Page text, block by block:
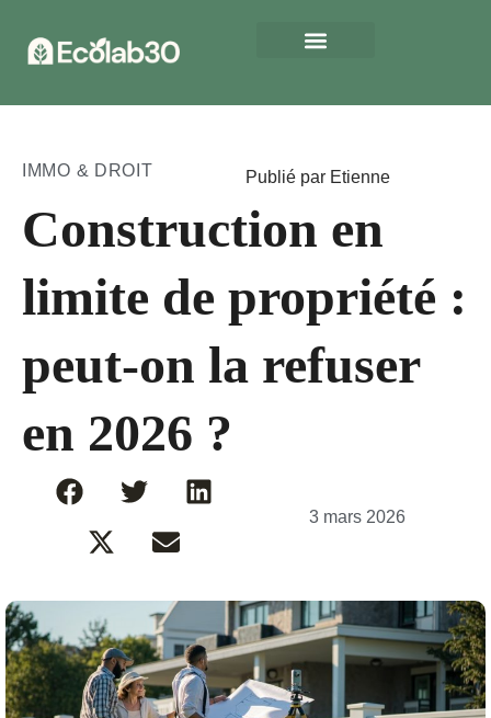
IMMO & DROIT Publié par Etienne
Construction en
limite de propriété :
peut-on la refuser
en 2026 ?
3 mars 2026